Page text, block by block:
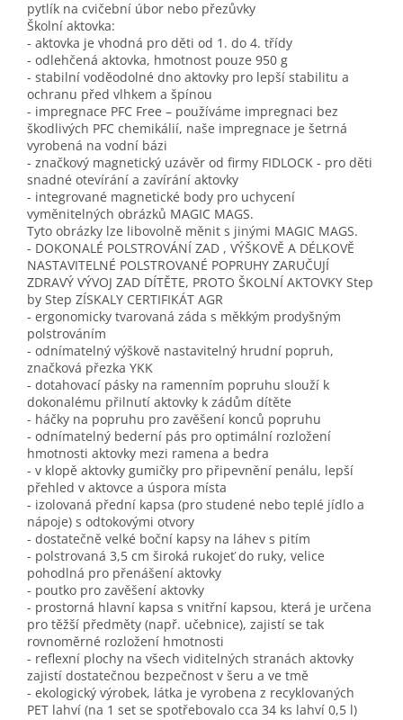
pytlík na cvičební úbor nebo přezůvky
Školní aktovka:
- aktovka je vhodná pro děti od 1. do 4. třídy
- odlehčená aktovka, hmotnost pouze 950 g
- stabilní voděodolné dno aktovky pro lepší stabilitu a
ochranu před vlhkem a špínou
- impregnace PFC Free – používáme impregnaci bez
škodlivých PFC chemikálií, naše impregnace je šetrná
vyrobená na vodní bázi
- značkový magnetický uzávěr od firmy FIDLOCK - pro děti
snadné otevírání a zavírání aktovky
- integrované magnetické body pro uchycení
vyměnitelných obrázků MAGIC MAGS.
Tyto obrázky lze libovolně měnit s jinými MAGIC MAGS.
- DOKONALÉ POLSTROVÁNÍ ZAD , VÝŠKOVĚ A DÉLKOVĚ
NASTAVITELNÉ POLSTROVANÉ POPRUHY ZARUČUJÍ
ZDRAVÝ VÝVOJ ZAD DÍTĚTE, PROTO ŠKOLNÍ AKTOVKY Step
by Step ZÍSKALY CERTIFIKÁT AGR
- ergonomicky tvarovaná záda s měkkým prodyšným
polstrováním
- odnímatelný výškově nastavitelný hrudní popruh,
značková přezka YKK
- dotahovací pásky na ramenním popruhu slouží k
dokonalému přilnutí aktovky k zádům dítěte
- háčky na popruhu pro zavěšení konců popruhu
- odnímatelný bederní pás pro optimální rozložení
hmotnosti aktovky mezi ramena a bedra
- v klopě aktovky gumičky pro připevnění penálu, lepší
přehled v aktovce a úspora místa
- izolovaná přední kapsa (pro studené nebo teplé jídlo a
nápoje) s odtokovými otvory
- dostatečně velké boční kapsy na láhev s pitím
- polstrovaná 3,5 cm široká rukojeť do ruky, velice
pohodlná pro přenášení aktovky
- poutko pro zavěšení aktovky
- prostorná hlavní kapsa s vnitřní kapsou, která je určena
pro těžší předměty (např. učebnice), zajistí se tak
rovnoměrné rozložení hmotnosti
- reflexní plochy na všech viditelných stranách aktovky
zajistí dostatečnou bezpečnost v šeru a ve tmě
- ekologický výrobek, látka je vyrobena z recyklovaných
PET lahví (na 1 set se spotřebovalo cca 34 ks lahví 0,5 l)